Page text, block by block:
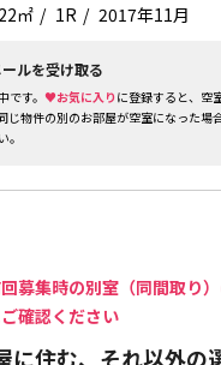
㎡ 1R 2017年11月
ルを受け取る
です。♥お気に入り に登録すると、空
じ物件の別のお部屋が空室になった場
。
募集時の別室（同間取り）
確認ください
に住む、それ以外の